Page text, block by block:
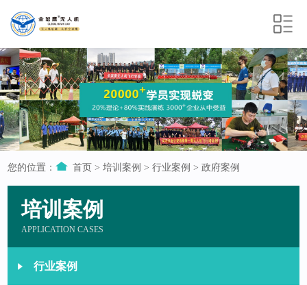
您的位置： 首页 >培训案例 >行业案例 >政府案例
培训案例
APPLICATION CASES
行业案例